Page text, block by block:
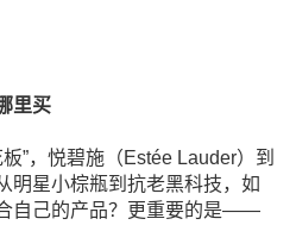
里买
”，悦碧施（Estée Lauder）到
明星小棕瓶到抗老黑科技，如
自己的产品？更重要的是——